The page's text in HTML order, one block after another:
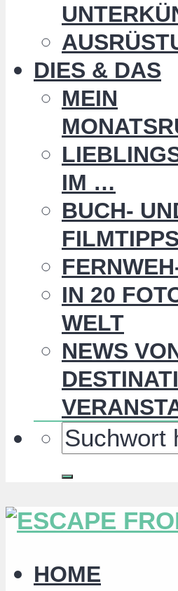
DIES & DAS
MEIN
IM …
BUCH-
FILMTIPPS
IN 20
WELT
NEWS
HOME